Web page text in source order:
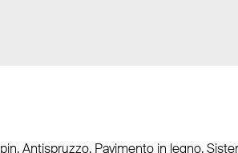
Antispruzzo, Pavimento in legno,